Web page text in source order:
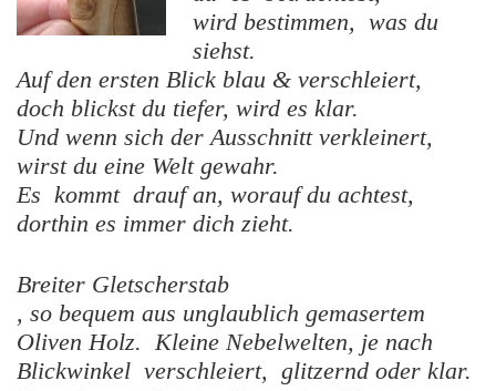
wird bestimmen, was du
siehst.
Auf den ersten Blick blau & verschleiert,
doch blickst du tiefer, wird es klar.
Und wenn sich der Ausschnitt verkleinert,
wirst du eine Welt gewahr.
Es kommt drauf an, worauf du achtest,
dorthin es immer dich zieht.
Breiter Gletscherstab
, so bequem aus unglaublich gemasertem
Oliven Holz. Kleine Nebelwelten, je nach
Blickwinkel verschleiert, glitzernd oder klar.